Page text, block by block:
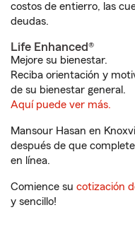
costos de entierro, las
deudas.
Life Enhanced®
Mejore su bienestar.
Reciba orientación y
de su bienestar general.
Aquí puede ver más.
Mansour Hasan en
después de que
en línea.
Comience su cotización
y sencillo!